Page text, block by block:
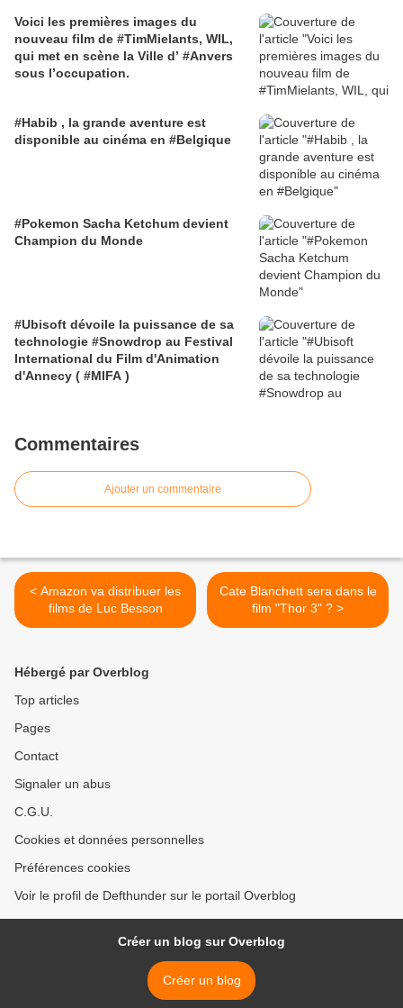
Voici les premières images du
nouveau film de #TimMielants, WIL,
qui met en scène la Ville d’ #Anvers
sous l’occupation.
#Habib , la grande aventure est
disponible au cinéma en #Belgique
#Pokemon Sacha Ketchum devient
Champion du Monde
#Ubisoft dévoile la puissance de sa
technologie #Snowdrop au Festival
International du Film d'Animation
d'Annecy ( #MIFA )
Commentaires
Ajouter un commentaire
< Amazon va distribuer les
films de Luc Besson
Cate Blanchett sera dans le
film "Thor 3" ? >
Hébergé par Overblog
Top articles
Pages
Contact
Signaler un abus
C.G.U.
Cookies et données personnelles
Préférences cookies
Voir le profil de Defthunder sur le portail Overblog
Créer un blog sur Overblog
Créer un blog